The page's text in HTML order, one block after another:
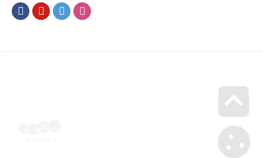
FacebookYoutubeTwitter
Go